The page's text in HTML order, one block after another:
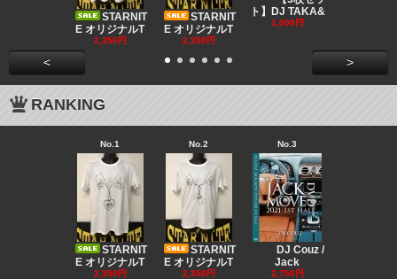
STARNIT
E オリジナルT
2,350円
STARNIT
E オリジナルT
2,350円
ト】DJ TAKA&
1,000円
< >
RANKING
No.1
STARNIT
E オリジナルT
2,350円
No.2
STARNIT
E オリジナルT
2,350円
No.3
DJ Couz /
Jack
2,750円